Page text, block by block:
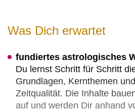
Was Dich erwartet
fundiertes astrologisches
Du lernst Schritt für Schritt
Grundlagen, Kernthemen
Zeitqualität. Die Inhalte
auf und werden Dir anhand